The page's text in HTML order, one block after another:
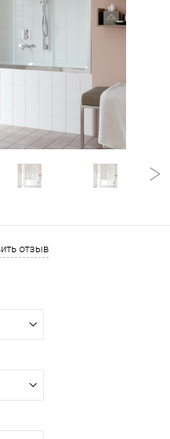
отзыв